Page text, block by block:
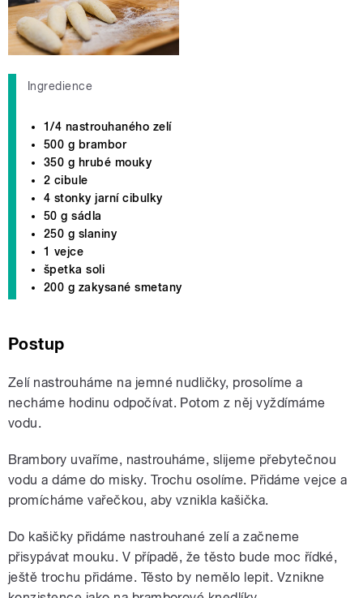
Ingredience
1/4 nastrouhaného zelí
500 g brambor
350 g hrubé mouky
2 cibule
4 stonky jarní cibulky
50 g sádla
250 g slaniny
1 vejce
špetka soli
200 g zakysané smetany
Postup
Zelí nastrouháme na jemné nudličky, prosolíme a
necháme hodinu odpočívat. Potom z něj vyždímáme
vodu.
Brambory uvaříme, nastrouháme, slijeme přebytečnou
vodu a dáme do misky. Trochu osolíme. Přidáme vejce a
promícháme vařečkou, aby vznikla kašička.
Do kašičky přidáme nastrouhané zelí a začneme
přisypávat mouku. V případě, že těsto bude moc řídké,
ještě trochu přidáme. Těsto by nemělo lepit. Vznikne